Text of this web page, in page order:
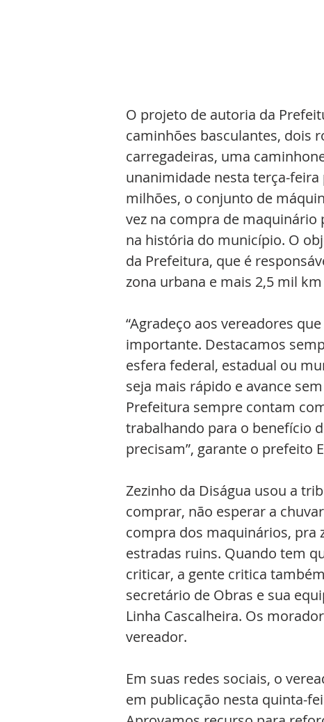
O projeto de autoria da
caminhões basculantes, dois
carregadeiras, uma
unanimidade nesta terça-feira
milhões, o conjunto de
vez na compra de maquinário
na história do município. O
da Prefeitura, que é
zona urbana e mais 2,5 mil
“Agradeço aos vereadores
importante. Destacamos
esfera federal, estadual ou
seja mais rápido e avance
Prefeitura sempre contam
trabalhando para o benefício
precisam”, garante o prefeito
Zezinho da Diságua usou a
comprar, não esperar a
compra dos maquinários, pra
estradas ruins. Quando tem
criticar, a gente critica
secretário de Obras e sua
Linha Cascalheira. Os
vereador.
Em suas redes sociais, o
em publicação nesta quinta-